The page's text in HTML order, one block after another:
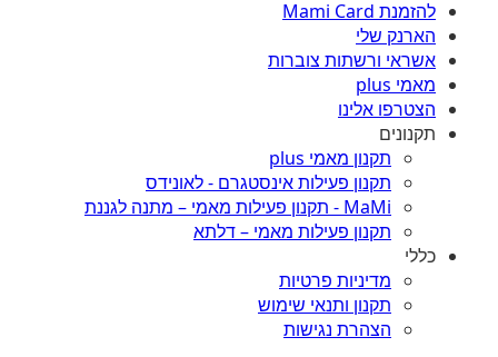
להזמנת Mami Card
הארנק שלי
אשראי ורשתות צוברות
מאמי plus
הצטרפו אלינו
תקנונים
תקנון מאמי plus
תקנון פעילות אינסטגרם - לאונידס
MaMi - תקנון פעילות מאמי – מתנה לגננת
תקנון פעילות מאמי – דלתא
כללי
מדיניות פרטיות
תקנון ותנאי שימוש
הצהרת נגישות